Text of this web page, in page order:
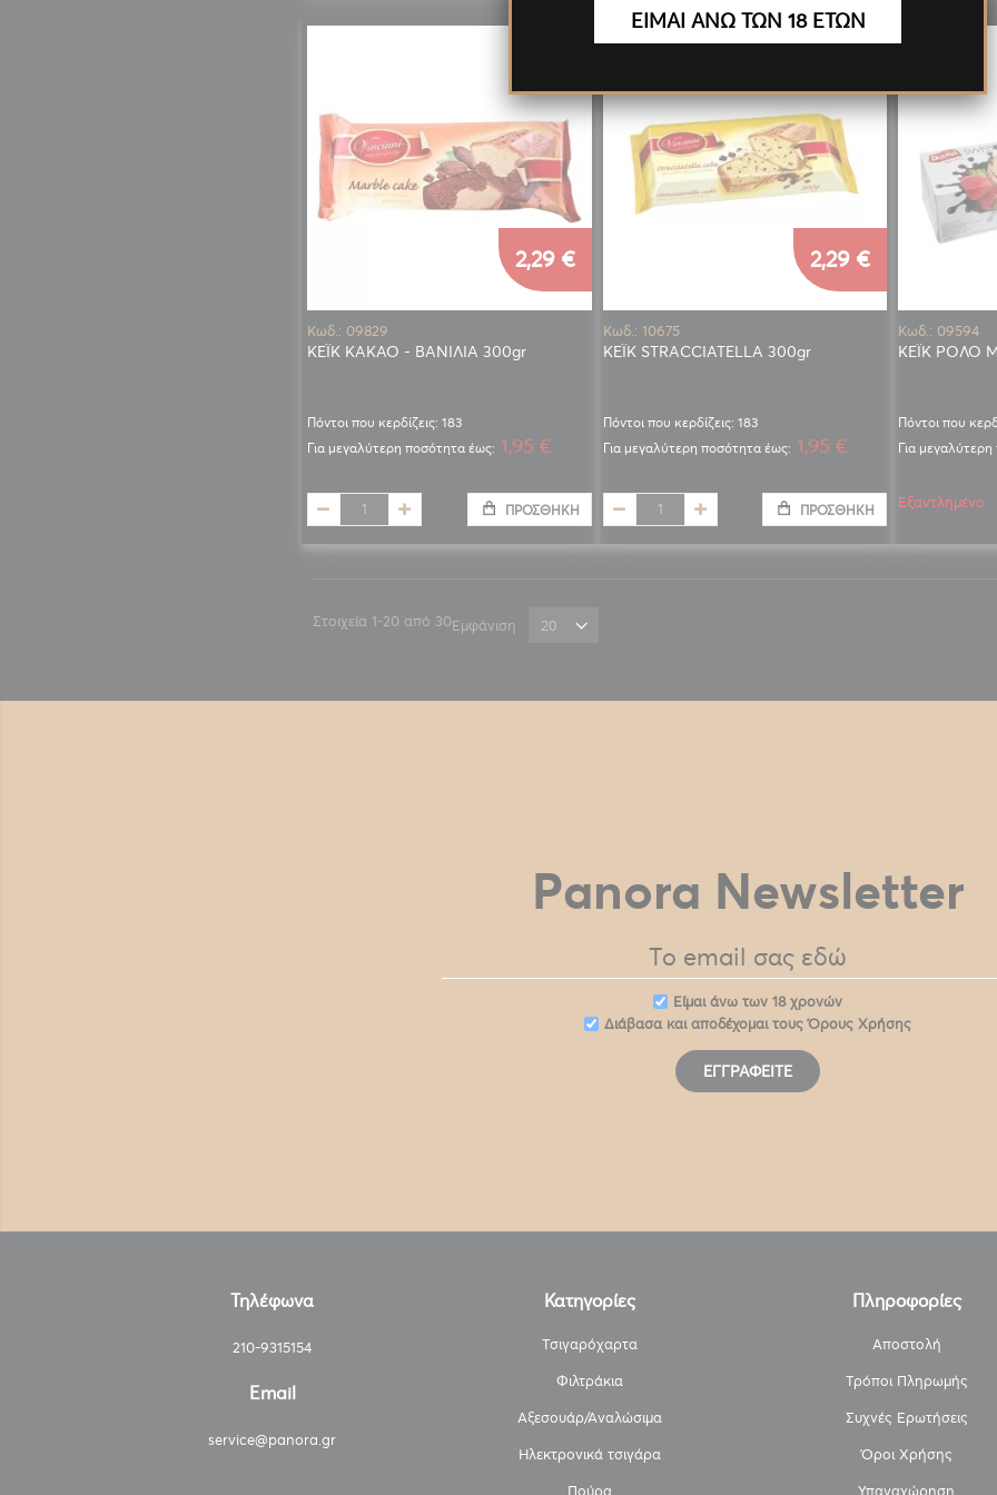
Κωδ.: 09829
ΚΕΪΚ ΚΑΚΑΟ - ΒΑΝΙΛΙΑ 300gr
Πόντοι που κερδίζεις: 183
2,29 €
Για μεγαλύτερη ποσότητα έως: 1,95 €
ΠΡΟΣΘΉΚΗ
Κωδ.: 10675
ΚΕΪΚ STRACCIATELLA 300gr
Πόντοι που κερδίζεις: 183
2,29 €
Για μεγαλύτερη ποσότητα έως: 1,95 €
ΠΡΟΣΘΉΚΗ
Κωδ.: 09594
ΚΕΪΚ ΡΟΛΟ
Πόντοι που
Για
Εξαντλημένο
Στοιχεία 1-20 από 30Εμφάνιση
Panora Newsletter
Eίμαι άνω των 18 χρονών
Διάβασα και αποδέχομαι τουςΌρους Χρήσης
ΕΓΓΡΑΦΕΊΤΕ
Τηλέφωνα
210-9315154
Email
service@panora.gr
Κατηγορίες
Τσιγαρόχαρτα
Φιλτράκια
Αξεσουάρ/Αναλώσιμα
Ηλεκτρονικά τσιγάρα
Πούρα
Πληροφορίες
Αποστολή
Τρόποι Πληρωμής
Συχνές Ερωτήσεις
Όροι Χρήσης
Υπαναχώρηση
ΕΙΜΑΙ ΑΝΩ ΤΩΝ 18 ΕΤΩΝ